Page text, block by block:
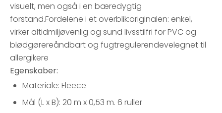
visuelt, men også i en bæredygtig
forstand.Fordelene i et overblik:originalen: enkel,
virker altidmiljøvenlig og sund livsstilfri for PVC og
blødgørereåndbart og fugtregulerendevelegnet til
allergikere
Egenskaber:
Materiale: Fleece
Mål (L x B): 20 m x 0,53 m. 6 ruller